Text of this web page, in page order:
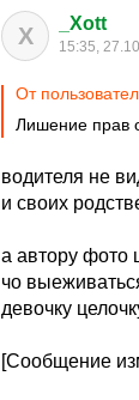
X _Xott
15:35,
От
Лишение прав
водителя не
и своих
а автору фото
чо
девочку
[Сообщение